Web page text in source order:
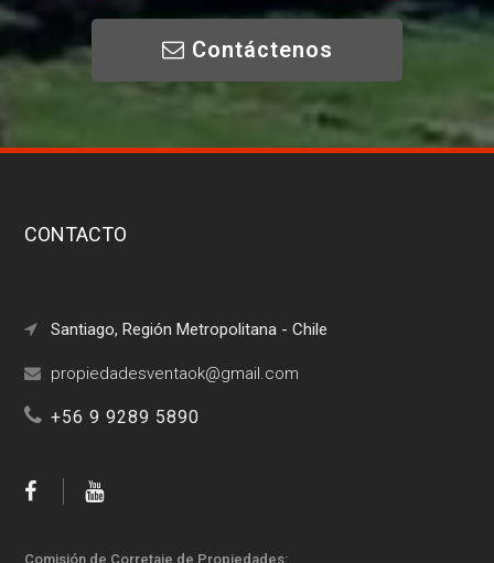
Contáctenos
CONTACTO
Santiago, Región Metropolitana - Chile
+56 9 9289 5890
Comisión de Corretaje de Propiedades: